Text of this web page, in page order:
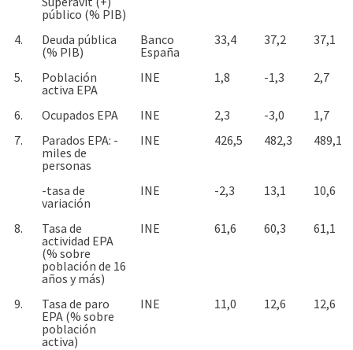
público (% PIB)
4.
Deuda pública
(% PIB)
Banco
España
33,4 37,2 37,1
5.
Población
activa EPA
INE 1,8 -1,3 2,7
6. Ocupados EPA INE 2,3 -3,0
1,7
7.
Parados EPA: -
miles de
personas
INE 426,5 482,3 489,1
-tasa de
variación
INE -2,3 13,1 10,6
8.
Tasa de
actividad EPA
(% sobre
población de 16
años y más)
INE 61,6 60,3 61,1
9.
Tasa de paro
EPA (% sobre
población
activa)
INE 11,0 12,6 12,6